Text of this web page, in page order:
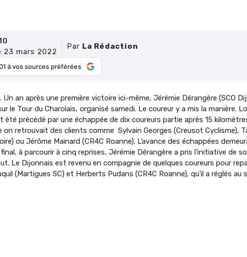
23 mars 2022
Par La Rédaction
à vos sources préférées
. Un an après une première victoire ici-même, Jérémie Dérangère (SCO
le Tour du Charolais, organisé samedi. Le coureur y a mis la manière.
été précédé par une échappée de dix coureurs partie après 15
on retrouvait des clients comme Sylvain Georges (Creusot Cyclisme),
ou Jérôme Mainard (CR4C Roanne). L’avance des échappées
final, à parcourir à cinq reprises, Jérémie Dérangère a pris l’initiative de
Le Dijonnais est revenu en compagnie de quelques coureurs pour
(Martigues SC) et Herberts Pudans (CR4C Roanne), qu’il a réglés au